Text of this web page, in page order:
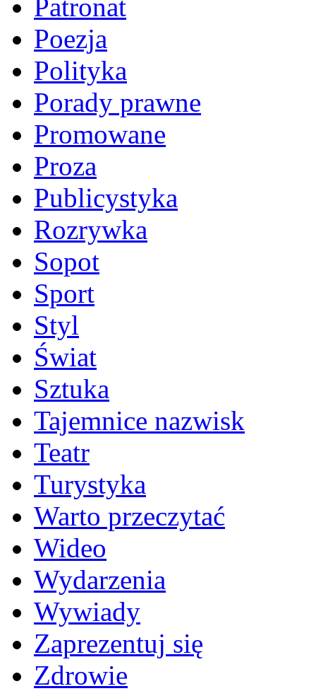
Patronat
Poezja
Polityka
Porady prawne
Promowane
Proza
Publicystyka
Rozrywka
Sopot
Sport
Styl
Świat
Sztuka
Tajemnice nazwisk
Teatr
Turystyka
Warto przeczytać
Wideo
Wydarzenia
Wywiady
Zaprezentuj się
Zdrowie